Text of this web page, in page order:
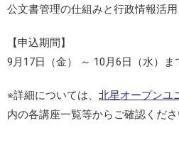
公文書管理の仕組みと行政情報活用
【申込期間】
9月17日（金） ～ 10月6日（水）ま
※詳細については、 北星オープンユ
内の各講座一覧等からご確認くださ